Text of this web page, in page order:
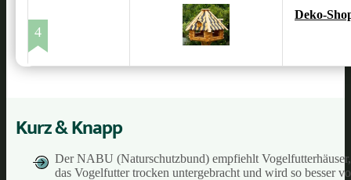
4
Deko-
Kurz & Knapp
Der NABU (Naturschutzbund) empfiehlt
das Vogelfutter trocken untergebracht und wird so besser